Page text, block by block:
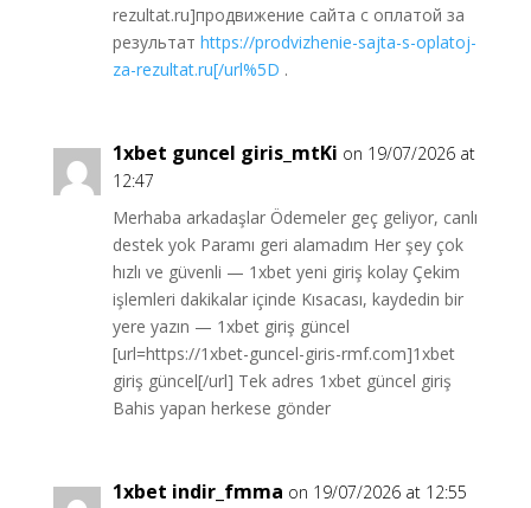
rezultat.ru]продвижение сайта с оплатой за
результат https://prodvizhenie-sajta-s-oplatoj-
za-rezultat.ru[/url%5D .
1xbet guncel giris_mtKi on 19/07/2026 at
12:47
Merhaba arkadaşlar Ödemeler geç geliyor, canlı
destek yok Paramı geri alamadım Her şey çok
hızlı ve güvenli — 1xbet yeni giriş kolay Çekim
işlemleri dakikalar içinde Kısacası, kaydedin bir
yere yazın — 1xbet giriş güncel
[url=https://1xbet-guncel-giris-rmf.com]1xbet
giriş güncel[/url] Tek adres 1xbet güncel giriş
Bahis yapan herkese gönder
1xbet indir_fmma on 19/07/2026 at 12:55